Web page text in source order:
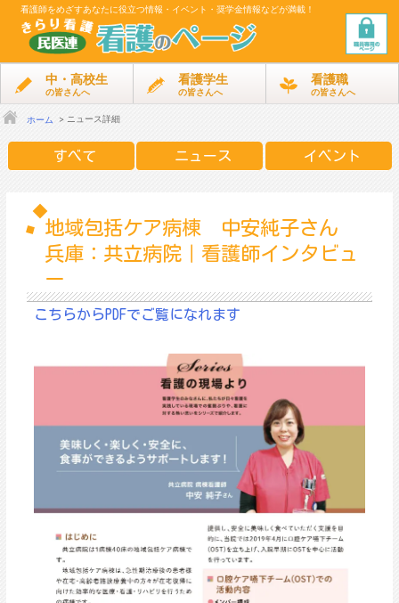
看護師をめざすあなたに役立つ情報・イベント・奨学金情報などが満載！
中・高校生
の皆さんへ
看護学生
の皆さんへ
看護職
の皆さんへ
ホーム ニュース詳細
すべて ニュース イベント
地域包括ケア病棟 中安純子さん
兵庫：共立病院｜看護師インタビュ
ー
こちらからPDFでご覧になれます